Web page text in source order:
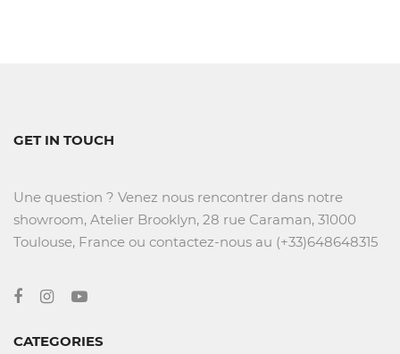
GET IN TOUCH
Une question ? Venez nous rencontrer dans notre
showroom, Atelier Brooklyn, 28 rue Caraman, 31000
Toulouse, France ou contactez-nous au (+33)648648315
CATEGORIES